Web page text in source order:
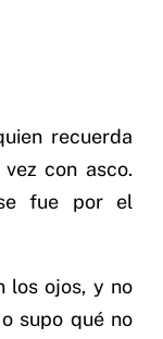
recuerda
con asco.
fue por el
los ojos, y no
supo qué no